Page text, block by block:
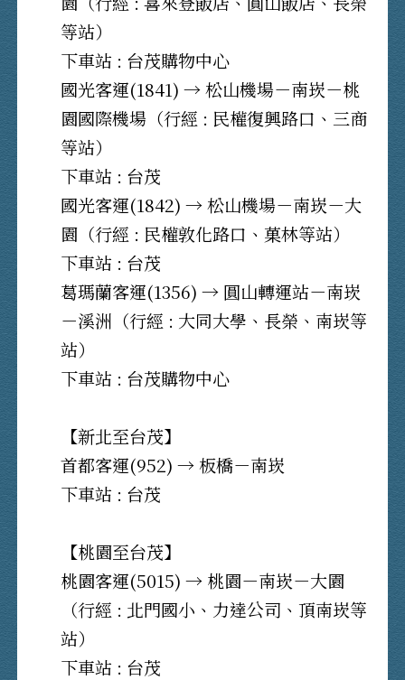
等站）
下車站 : 台茂購物中心
國光客運(1841) → 松山機場－南崁－桃
園國際機場（行經 : 民權復興路口、三商
等站）
下車站 : 台茂
國光客運(1842) → 松山機場－南崁－大
園（行經 : 民權敦化路口、菓林等站）
下車站 : 台茂
葛瑪蘭客運(1356) → 圓山轉運站－南崁
－溪洲（行經 : 大同大學、長榮、南崁等
站）
下車站 : 台茂購物中心
【新北至台茂】
首都客運(952) → 板橋－南崁
下車站 : 台茂
【桃園至台茂】
桃園客運(5015) → 桃園－南崁－大園
（行經 : 北門國小、力達公司、頂南崁等
站）
下車站 : 台茂